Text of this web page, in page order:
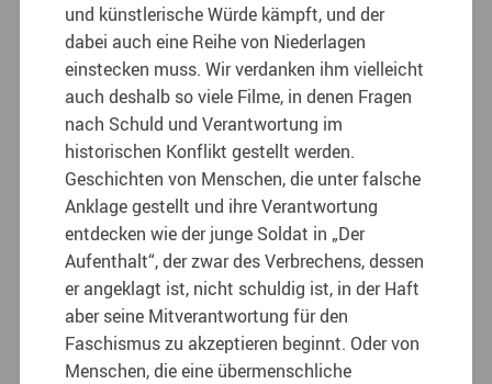
und künstlerische Würde kämpft, und der
dabei auch eine Reihe von Niederlagen
einstecken muss. Wir verdanken ihm vielleicht
auch deshalb so viele Filme, in denen Fragen
nach Schuld und Verantwortung im
historischen Konflikt gestellt werden.
Geschichten von Menschen, die unter falsche
Anklage gestellt und ihre Verantwortung
entdecken wie der junge Soldat in „Der
Aufenthalt“, der zwar des Verbrechens, dessen
er angeklagt ist, nicht schuldig ist, in der Haft
aber seine Mitverantwortung für den
Faschismus zu akzeptieren beginnt. Oder von
Menschen, die eine übermenschliche